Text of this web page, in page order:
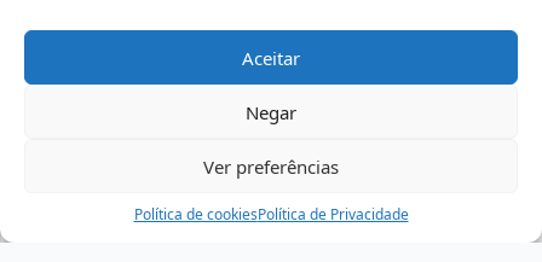
Aceitar
Negar
Ver preferências
Política de cookiesPolítica de Privacidade
Electromaquinas ©2026
contágio - agência criativa
Assistência Ajuda Minha Conta